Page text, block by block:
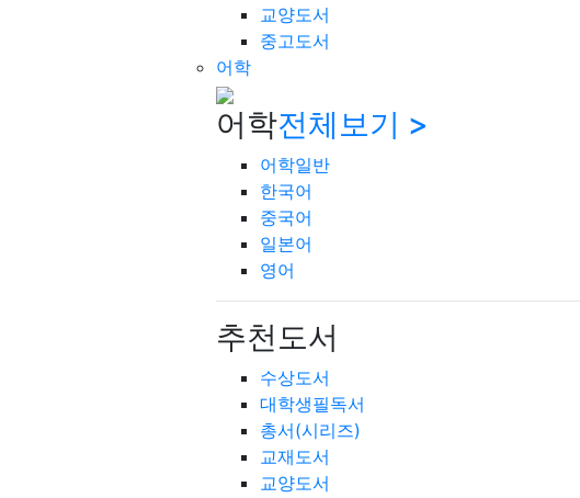
교양도서
중고도서
어학
어학전체보기 >
어학일반
한국어
중국어
일본어
영어
추천도서
수상도서
대학생필독서
총서(시리즈)
교재도서
교양도서